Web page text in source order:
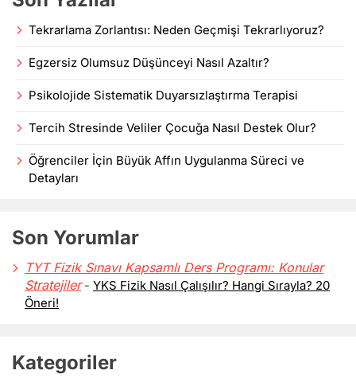
Tekrarlama Zorlantısı: Neden Geçmişi Tekrarlıyoruz?
Egzersiz Olumsuz Düşünceyi Nasıl Azaltır?
Psikolojide Sistematik Duyarsızlaştırma Terapisi
Tercih Stresinde Veliler Çocuğa Nasıl Destek Olur?
Öğrenciler İçin Büyük Affın Uygulanma Süreci ve
Detayları
Son Yorumlar
TYT Fizik Sınavı Kapsamlı Ders Programı: Konular
Stratejiler- YKS Fizik Nasıl Çalışılır? Hangi Sırayla? 20
Öneri!
Kategoriler